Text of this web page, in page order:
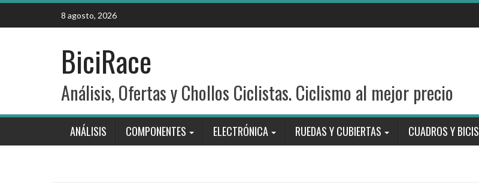
Skip
content
8 agosto, 2026
BiciRace
Análisis, Ofertas y Chollos Ciclistas. Ciclismo al mejor precio
ANÁLISIS COMPONENTES ELECTRÓNICA RUEDAS Y CUBIERTAS CUADROS Y BICIS